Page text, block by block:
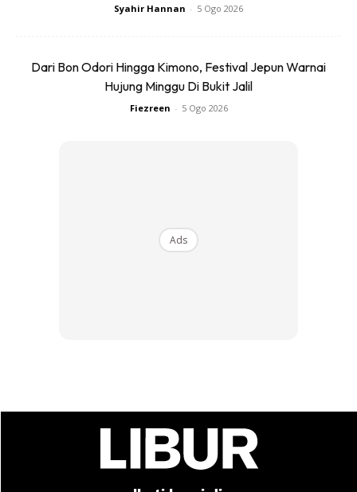
Malaysia yang berketurunan Thailand yang menetap
Tempoh sah laku adalah 6 bulan dari tarikh yang
Pas Lintas Batas Malaysia-Indonesia
adalah satu tahun dari tarikh mula dikeluarkan dan boleh
Syahir Hannan - 5 Ogo 2026
Dari Bon Odori Hingga Kimono, Festival Jepun Warnai
Hujung Minggu Di Bukit Jalil
Fiezreen - 5 Ogo 2026
Ads